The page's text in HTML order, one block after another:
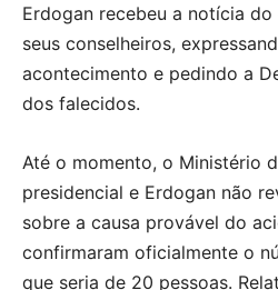
Erdogan recebeu a notícia
seus conselheiros,
acontecimento e pedindo a
dos falecidos.
Até o momento, o Ministério
presidencial e Erdogan não
sobre a causa provável do
confirmaram oficialmente o
que seria de 20 pessoas.